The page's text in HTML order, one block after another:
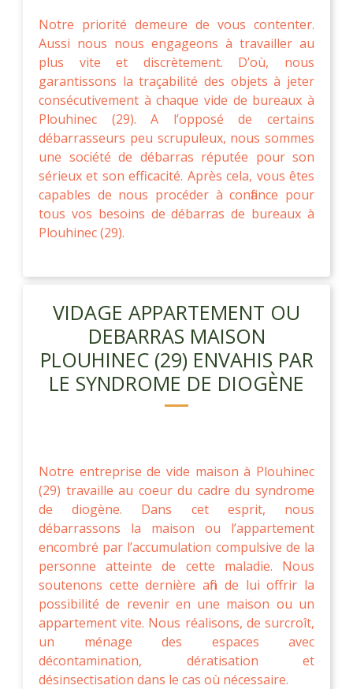
Notre priorité demeure de vous contenter.
Aussi nous nous engageons à travailler au
plus vite et discrètement. D’où, nous
garantissons la traçabilité des objets à jeter
consécutivement à chaque vide de bureaux à
Plouhinec (29). A l’opposé de certains
débarrasseurs peu scrupuleux, nous sommes
une société de débarras réputée pour son
sérieux et son efficacité. Après cela, vous êtes
capables de nous procéder à confiance pour
tous vos besoins de débarras de bureaux à
Plouhinec (29).
VIDAGE APPARTEMENT OU
DEBARRAS MAISON
PLOUHINEC (29) ENVAHIS PAR
LE SYNDROME DE DIOGÈNE
Notre entreprise de vide maison à Plouhinec
(29) travaille au coeur du cadre du syndrome
de diogène. Dans cet esprit, nous
débarrassons la maison ou l’appartement
encombré par l’accumulation compulsive de la
personne atteinte de cette maladie. Nous
soutenons cette dernière afin de lui offrir la
possibilité de revenir en une maison ou un
appartement vite. Nous réalisons, de surcroît,
un ménage des espaces avec
décontamination, dératisation et
désinsectisation dans le cas où nécessaire.